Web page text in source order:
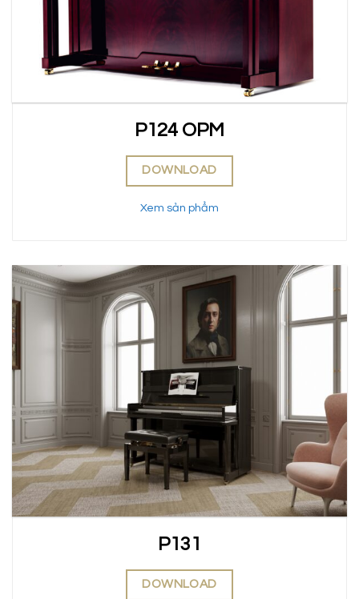
P124 OPM
DOWNLOAD
Xem sản phẩm
P131
DOWNLOAD